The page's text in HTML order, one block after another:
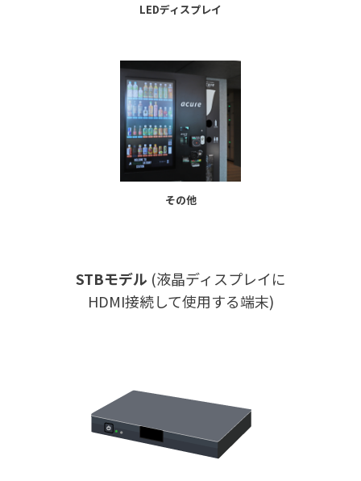
LEDディスプレイ
その他
STBモデル (液晶ディスプレイに
HDMI接続して使用する端末)